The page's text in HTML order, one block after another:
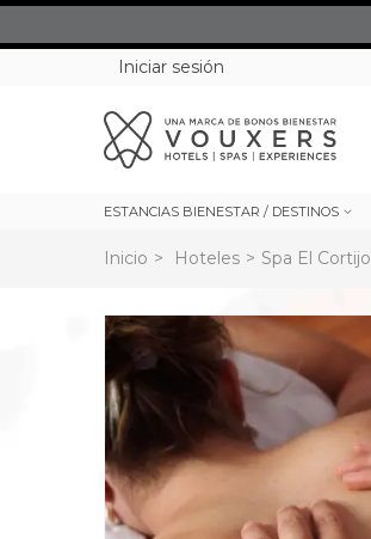
Iniciar sesión
ESTANCIAS BIENESTAR / DESTINOS
Inicio > Hoteles > Spa El Cortijo